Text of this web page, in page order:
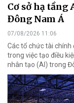
Cơ sở hạ tầng
Đông Nam Á
07/08/2026 11:06
Các tổ chức tài
trong việc tạo điều
nhân tạo (AI) trong